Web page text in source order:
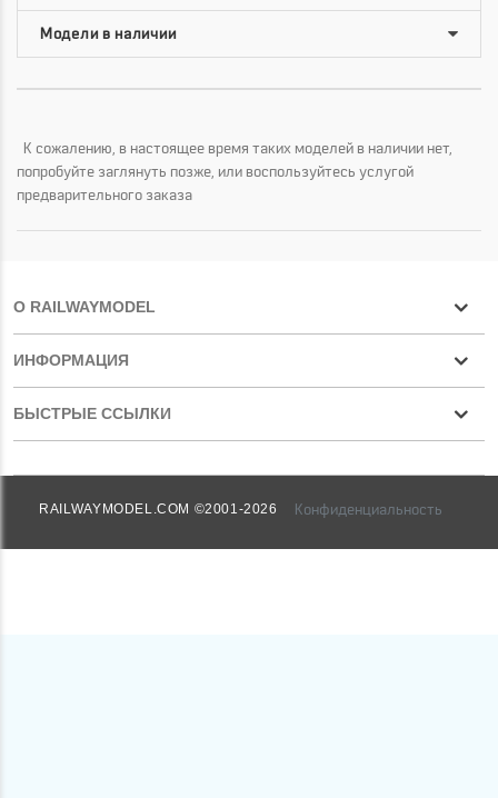
К сожалению, в настоящее время таких моделей в наличии нет,
попробуйте заглянуть позже, или воспользуйтесь услугой
предварительного заказа
О RAILWAYMODEL
ИНФОРМАЦИЯ
БЫСТРЫЕ ССЫЛКИ
RAILWAYMODEL.COM ©2001-2026 Конфиденциальность